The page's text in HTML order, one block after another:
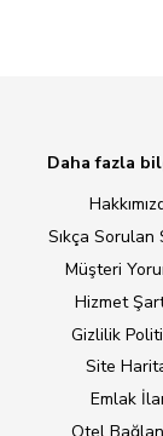
Daha fazla
Sıkça Sorulan
Müşteri
Hizmet
Gizlilik
Site
Emlak